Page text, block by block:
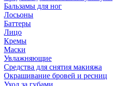
Бальзамы для ног
Лосьоны
Баттеры
Лицо
Кремы
Маски
Увлажняющие
Средства для снятия макияжа
Окрашивание бровей и ресниц
Уход за губами